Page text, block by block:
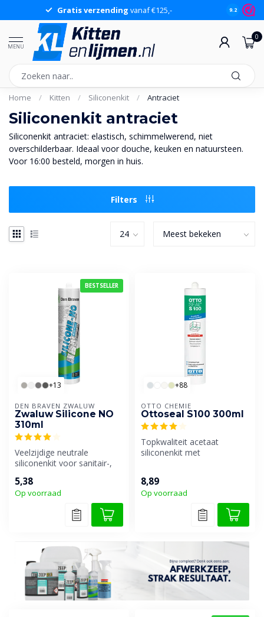
verzendingvanaf €125,- Groot assortiment
9.2
MENU
0
Home / Kitten / Siliconenkit / Antraciet
Siliconenkit antraciet
Siliconenkit antraciet: elastisch, schimmelwerend, niet
overschilderbaar. Ideaal voor douche, keuken en natuursteen.
Voor 16:00 besteld, morgen in huis.
Filters
BESTSELLER
+13
DEN BRAVEN ZWALUW
Zwaluw Silicone NO
310ml
Veelzijdige neutrale
siliconenkit voor sanitair-,
5,38
Op voorraad
+88
OTTO CHEMIE
Ottoseal S100 300ml
Topkwaliteit acetaat
siliconenkit met
In...
8,89
Op voorraad